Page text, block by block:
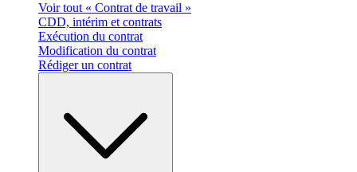
Voir tout « Contrat de travail »
CDD, intérim et contrats
Exécution du contrat
Modification du contrat
Rédiger un contrat